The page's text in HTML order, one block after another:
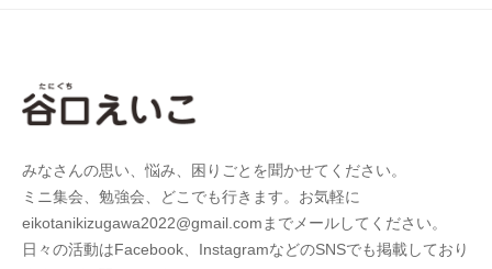
みなさんの思い、悩み、困りごとを聞かせてください。
ミニ集会、勉強会、どこでも行きます。お気軽に
eikotanikizugawa2022@gmail.comまでメールしてください。
日々の活動はFacebook、InstagramなどのSNSでも掲載しており